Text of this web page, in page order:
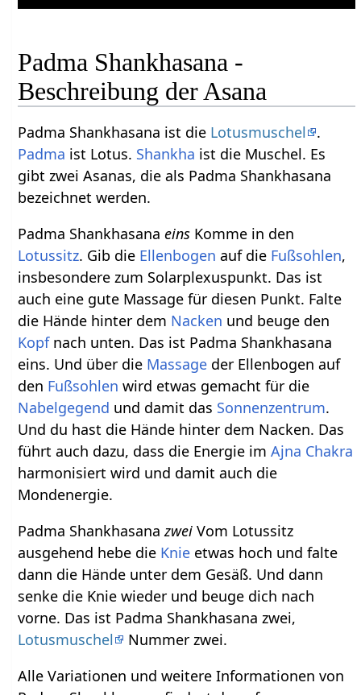
Padma Shankhasana -
Beschreibung der Asana
Padma Shankhasana ist die Lotusmuschel
.
Padma ist Lotus. Shankha ist die Muschel. Es
gibt zwei Asanas, die als Padma Shankhasana
bezeichnet werden.
Padma Shankhasanaeins Komme in den
Lotussitz. Gib die Ellenbogen auf die Fußsohlen,
insbesondere zum Solarplexuspunkt. Das ist
auch eine gute Massage für diesen Punkt. Falte
die Hände hinter dem Nacken und beuge den
Kopfnach unten. Das ist Padma Shankhasana
eins. Und über die Massage der Ellenbogen auf
den Fußsohlen wird etwas gemacht für die
Nabelgegend und damit das Sonnenzentrum.
Und du hast die Hände hinter dem Nacken. Das
führt auch dazu, dass die Energie imAjna Chakra
harmonisiert wird und damit auch die
Mondenergie.
Padma Shankhasanazwei Vom Lotussitz
ausgehend hebe die Knie etwas hoch und falte
dann die Hände unter dem Gesäß. Und dann
senke die Knie wieder und beuge dich nach
vorne. Das ist Padma Shankhasana zwei,
Lotusmuschel
Nummer zwei.
Alle Variationen und weitere Informationen von